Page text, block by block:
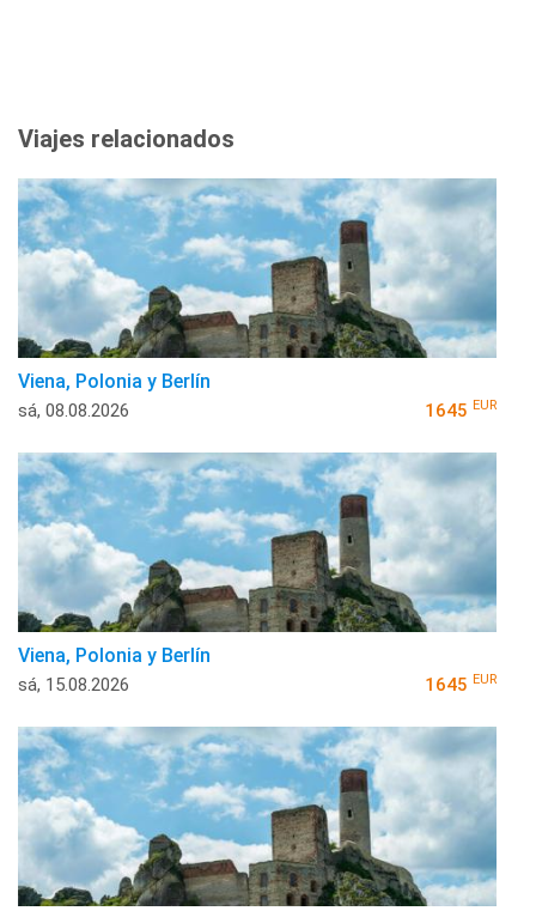
Viajes relacionados
Viena, Polonia y Berlín
sá, 08.08.2026 1645 EUR
Viena, Polonia y Berlín
sá, 15.08.2026 1645 EUR